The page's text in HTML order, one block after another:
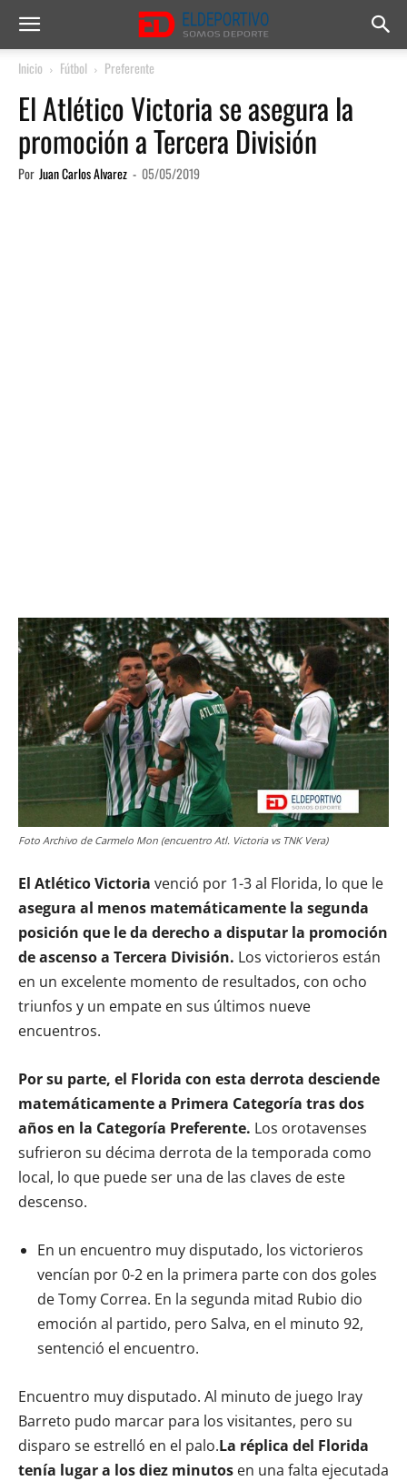
Inicio Fútbol Preferente
El Atlético Victoria se asegura la
promoción a Tercera División
Por Juan Carlos Alvarez - 05/05/2019
Foto Archivo de Carmelo Mon (encuentro Atl. Victoria vs TNK Vera)
El Atlético Victoria venció por 1-3 al Florida, lo que le
asegura al menos matemáticamente la segunda
posición que le da derecho a disputar la promoción
de ascenso a Tercera División. Los victorieros están
en un excelente momento de resultados, con ocho
triunfos y un empate en sus últimos nueve
encuentros.
Por su parte, el Florida con esta derrota desciende
matemáticamente a Primera Categoría tras dos
años en la Categoría Preferente. Los orotavenses
sufrieron su décima derrota de la temporada como
local, lo que puede ser una de las claves de este
descenso.
En un encuentro muy disputado, los victorieros
vencían por 0-2 en la primera parte con dos goles
de Tomy Correa. En la segunda mitad Rubio dio
emoción al partido, pero Salva, en el minuto 92,
sentenció el encuentro.
Encuentro muy disputado. Al minuto de juego Iray
Barreto pudo marcar para los visitantes, pero su
disparo se estrelló en el palo.La réplica del Florida
tenía lugar a los diez minutos en una falta ejecutada